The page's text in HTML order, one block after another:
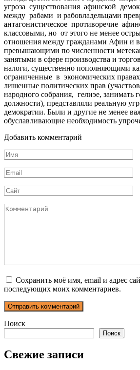
угроза существования афинской
между рабами и рабовладельцами
антагонистическое противоречие
классовыми, но от этого не менее
отношения между гражданами Афин и в
превышающими по численности
занятыми в сфере производства и
налоги, существенно пополняющими
ограниченные в экономических
лишенные политических прав
народного собрания, гелиэе, занимать
должности), представляли реальную
демократии. Были и другие не менее
обуславливающие необходимость
Добавить комментарий
Имя
*
Email
*
Сайт
Комментарий
Сохранить моё имя, email и адрес
последующих моих комментариев.
Поиск
Поиск
Свежие записи